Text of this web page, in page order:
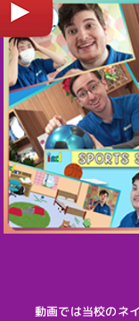
動画では当校のネ